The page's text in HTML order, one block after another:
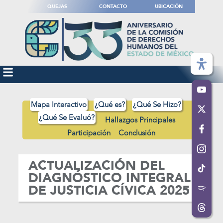
QUEJAS CONTACTO UBICACIÓN
Mapa Interactivo ¿Qué es?
¿Qué Se Hizo?
¿Qué Se Evaluó?
Hallazgos Principales
Participación
Conclusión
ACTUALIZACIÓN DEL
DIAGNÓSTICO INTEGRAL
DE JUSTICIA CÍVICA 2025